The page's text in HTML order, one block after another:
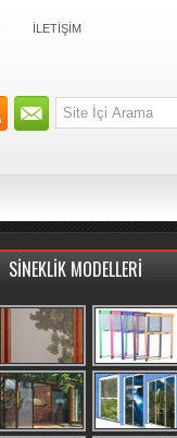
İLETİŞİM
SİNEKLİK MODELLERİ